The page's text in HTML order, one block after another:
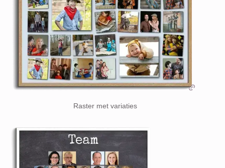
Raster met variaties